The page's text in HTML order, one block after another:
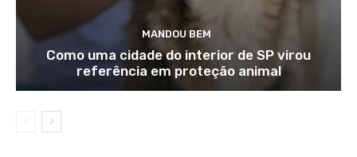
MANDOU BEM
Como uma cidade do interior de SP virou
referência em proteção animal